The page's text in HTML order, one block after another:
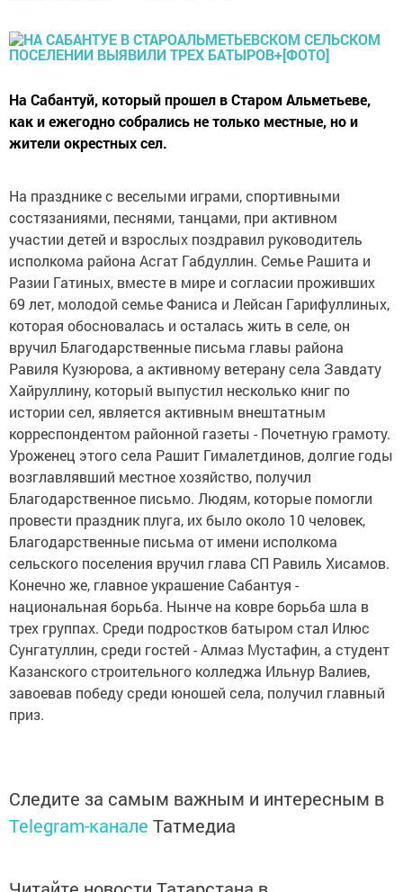
На Сабантуй, который прошел в Старом Альметьеве,
как и ежегодно собрались не только местные, но и
жители окрестных сел.
На празднике с веселыми играми, спортивными
состязаниями, песнями, танцами, при активном
участии детей и взрослых поздравил руководитель
исполкома района Асгат Габдуллин. Семье Рашита и
Разии Гатиных, вместе в мире и согласии проживших
69 лет, молодой семье Фаниса и Лейсан Гарифуллиных,
которая обосновалась и осталась жить в селе, он
вручил Благодарственные письма главы района
Равиля Кузюрова, а активному ветерану села Завдату
Хайруллину, который выпустил несколько книг по
истории сел, является активным внештатным
корреспондентом районной газеты - Почетную грамоту.
Уроженец этого села Рашит Гималетдинов, долгие годы
возглавлявший местное хозяйство, получил
Благодарственное письмо. Людям, которые помогли
провести праздник плуга, их было около 10 человек,
Благодарственные письма от имени исполкома
сельского поселения вручил глава СП Равиль Хисамов.
Конечно же, главное украшение Сабантуя -
национальная борьба. Нынче на ковре борьба шла в
трех группах. Среди подростков батыром стал Илюс
Сунгатуллин, среди гостей - Алмаз Мустафин, а студент
Казанского строительного колледжа Ильнур Валиев,
завоевав победу среди юношей села, получил главный
приз.
Следите за самым важным и интересным в
Telegram-канале Татмедиа